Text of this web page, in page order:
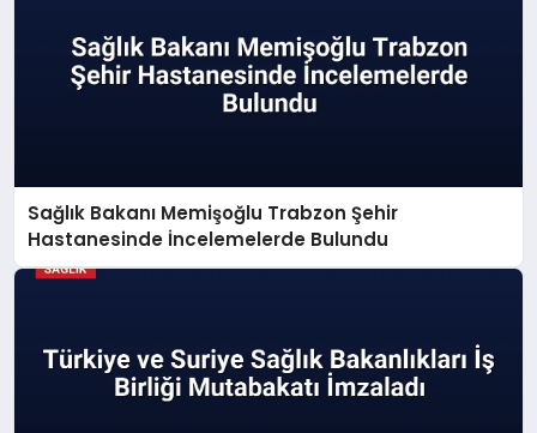
Sağlık Bakanı Memişoğlu Trabzon Şehir
Hastanesinde İncelemelerde Bulundu